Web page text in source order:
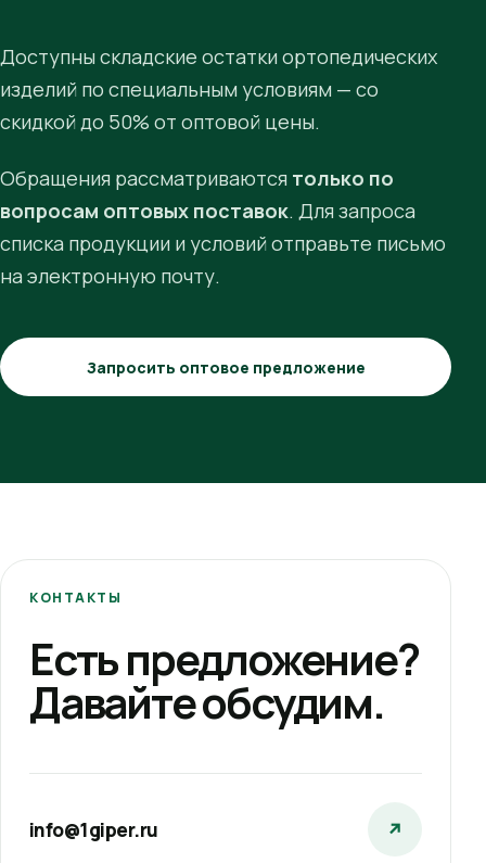
Доступны складские остатки ортопедических
изделий по специальным условиям — со
скидкой до 50% от оптовой цены.
Обращения рассматриваются только по
вопросам оптовых поставок. Для запроса
списка продукции и условий отправьте письмо
на электронную почту.
Запросить оптовое предложение
КОНТАКТЫ
Есть предложение?
Давайте обсудим.
info@1giper.ru ↗